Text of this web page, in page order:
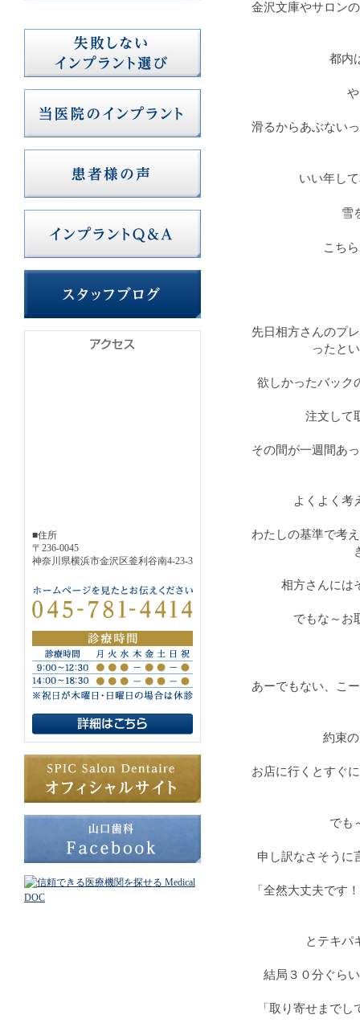
金沢文庫やサロン
都内
滑るからあぶない
いい年し
雪
こち
先日相方さんのプ
ったと
欲しかったバック
注文して
その間が一週間あ
よくよく考
わたしの基準で考
相方さんには
でもな～お
あーでもない、こ
約束
お店に行くとすぐ
でも
申し訳なさそうに
「全然大丈夫です
とテキパ
結局３０分ぐら
「取り寄せまで
■住所
〒236-0045
神奈川県横浜市金沢区釜利谷南4-23-3